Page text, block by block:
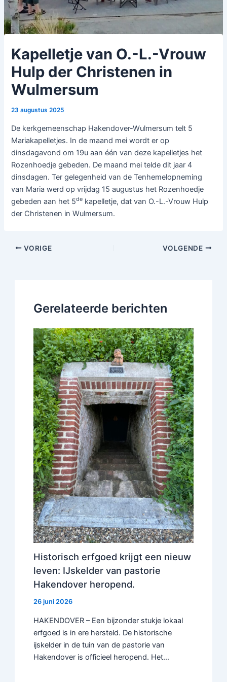
Kapelletje van O.-L.-Vrouw
Hulp der Christenen in
Wulmersum
23 augustus 2025
De kerkgemeenschap Hakendover-Wulmersum telt 5
Mariakapelletjes. In de maand mei wordt er op
dinsdagavond om 19u aan één van deze kapelletjes het
Rozenhoedje gebeden. De maand mei telde dit jaar 4
dinsdagen. Ter gelegenheid van de Tenhemelopneming
van Maria werd op vrijdag 15 augustus het Rozenhoedje
gebeden aan het 5de kapelletje, dat van O.-L.-Vrouw Hulp
der Christenen in Wulmersum.
VORIGE VOLGENDE
Gerelateerde berichten
Historisch erfgoed krijgt een nieuw
leven: IJskelder van pastorie
Hakendover heropend.
26 juni 2026
HAKENDOVER – Een bijzonder stukje lokaal
erfgoed is in ere hersteld. De historische
ijskelder in de tuin van de pastorie van
Hakendover is officieel heropend. Het…